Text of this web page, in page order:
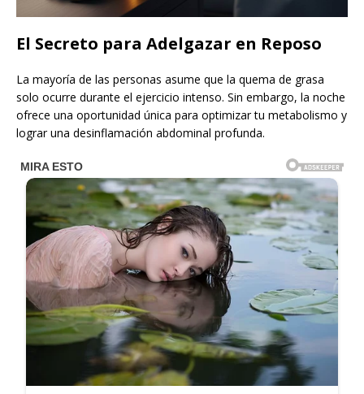
El Secreto para Adelgazar en Reposo
La mayoría de las personas asume que la quema de grasa
solo ocurre durante el ejercicio intenso. Sin embargo, la noche
ofrece una oportunidad única para optimizar tu metabolismo y
lograr una desinflamación abdominal profunda.